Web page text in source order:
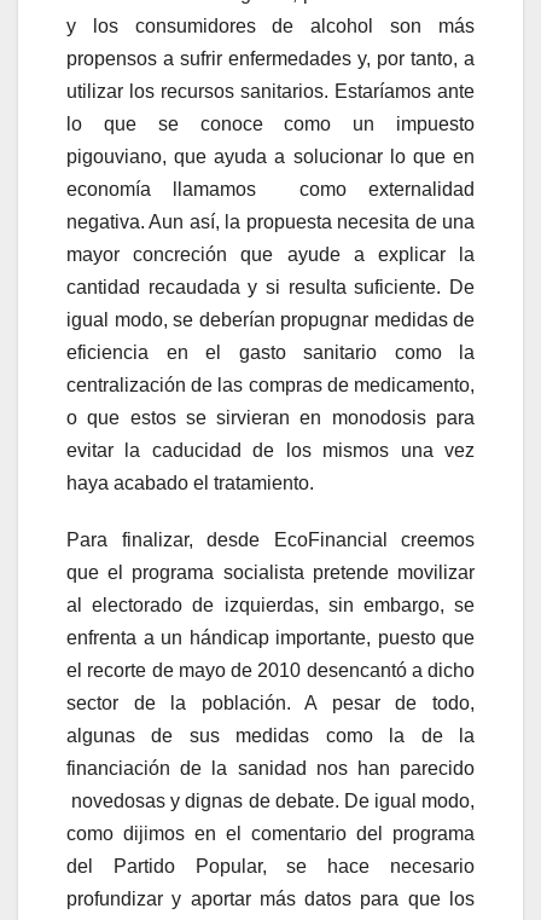
y los consumidores de alcohol son más
propensos a sufrir enfermedades y, por tanto, a
utilizar los recursos sanitarios. Estaríamos ante
lo que se conoce como un impuesto
pigouviano, que ayuda a solucionar lo que en
economía llamamos como externalidad
negativa. Aun así, la propuesta necesita de una
mayor concreción que ayude a explicar la
cantidad recaudada y si resulta suficiente. De
igual modo, se deberían propugnar medidas de
eficiencia en el gasto sanitario como la
centralización de las compras de medicamento,
o que estos se sirvieran en monodosis para
evitar la caducidad de los mismos una vez
haya acabado el tratamiento.
Para finalizar, desde EcoFinancial creemos
que el programa socialista pretende movilizar
al electorado de izquierdas, sin embargo, se
enfrenta a un hándicap importante, puesto que
el recorte de mayo de 2010 desencantó a dicho
sector de la población. A pesar de todo,
algunas de sus medidas como la de la
financiación de la sanidad nos han parecido
novedosas y dignas de debate. De igual modo,
como dijimos en el comentario del programa
del Partido Popular, se hace necesario
profundizar y aportar más datos para que los